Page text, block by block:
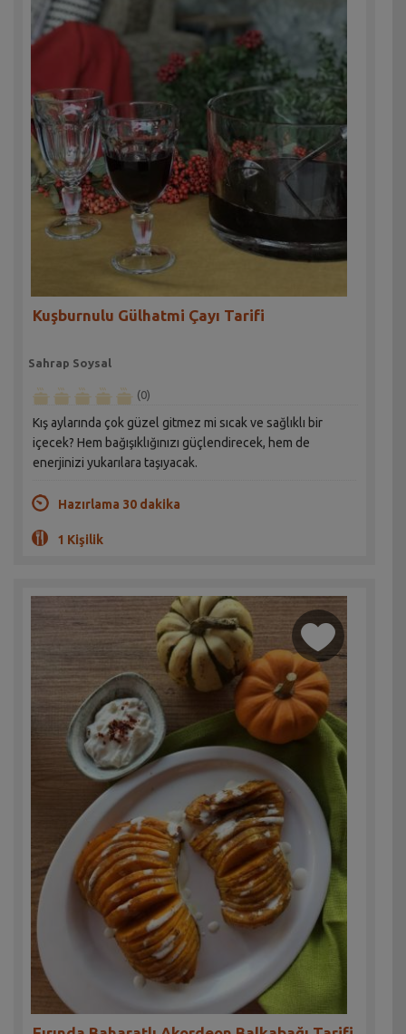
Kuşburnulu Gülhatmi Çayı Tarifi
Sahrap Soysal
(0)
Kış aylarında çok güzel gitmez mi sıcak ve sağlıklı bir
içecek? Hem bağışıklığınızı güçlendirecek, hem de
enerjinizi yukarılara taşıyacak.
Hazırlama 30 dakika
1 Kişilik